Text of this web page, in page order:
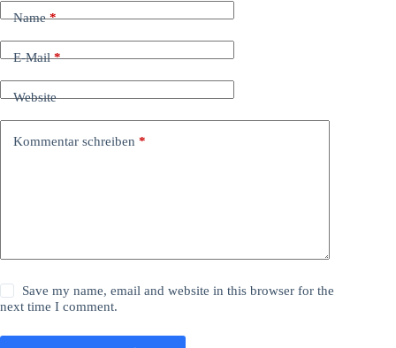
Name*
E-Mail*
Website
Kommentar schreiben *
Save my name, email and website in this browser for the
next time I comment.